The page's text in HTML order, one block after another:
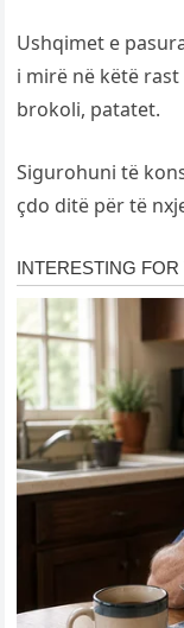
Ushqimet e
i mirë në këtë
brokoli, patatet.
Sigurohuni të
çdo ditë për të